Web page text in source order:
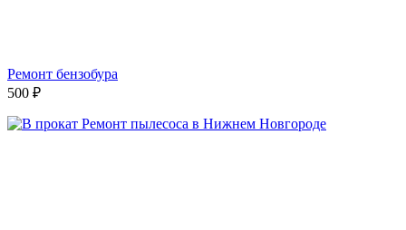
Ремонт бензобура
500 ₽